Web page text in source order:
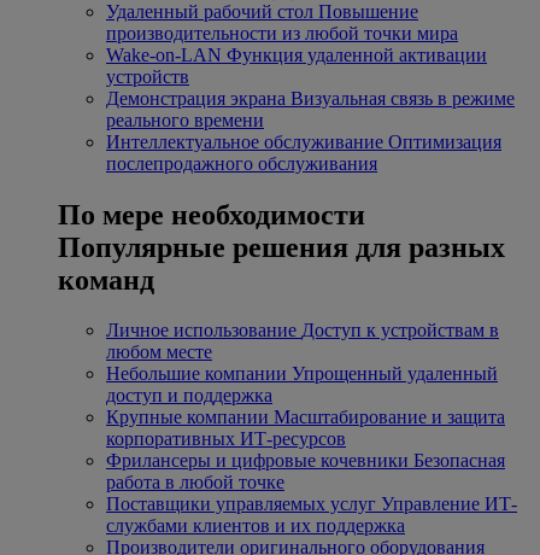
Удаленный рабочий стол Повышение
производительности из любой точки мира
Wake-on-LAN Функция удаленной активации
устройств
Демонстрация экрана Визуальная связь в режиме
реального времени
Интеллектуальное обслуживание Оптимизация
послепродажного обслуживания
По мере необходимости
Популярные решения для разных
команд
Личное использование Доступ к устройствам в
любом месте
Небольшие компании Упрощенный удаленный
доступ и поддержка
Крупные компании Масштабирование и защита
корпоративных ИТ-ресурсов
Фрилансеры и цифровые кочевники Безопасная
работа в любой точке
Поставщики управляемых услуг Управление ИТ-
службами клиентов и их поддержка
Производители оригинального оборудования